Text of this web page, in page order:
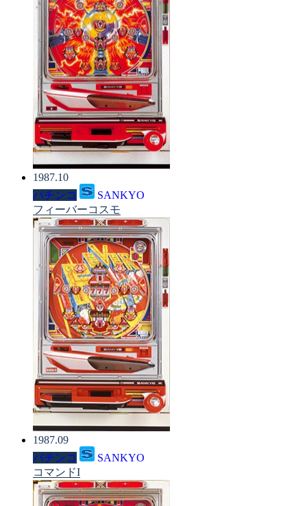
1987.10
パチンコ
SANKYO
フィーバーコスモ
1987.09
パチンコ
SANKYO
コマンドI